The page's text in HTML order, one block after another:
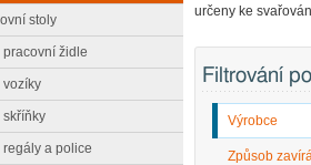
určeny ke
Filtrování
Výrobce
Způsob
stoly
pracovní židle
vozíky
skříňky
regály a police